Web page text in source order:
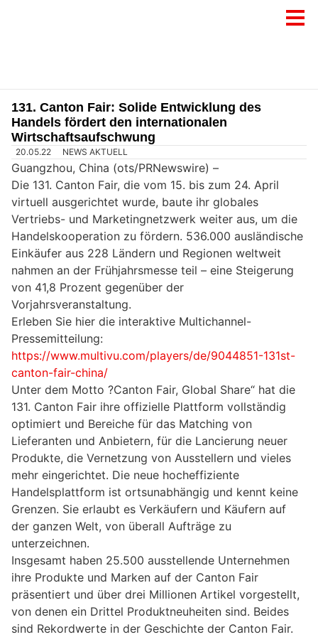
131. Canton Fair: Solide Entwicklung des
Handels fördert den internationalen
Wirtschaftsaufschwung
20.05.22 NEWS AKTUELL
Guangzhou, China (ots/PRNewswire) –
Die 131. Canton Fair, die vom 15. bis zum 24. April
virtuell ausgerichtet wurde, baute ihr globales
Vertriebs- und Marketingnetzwerk weiter aus, um die
Handelskooperation zu fördern. 536.000 ausländische
Einkäufer aus 228 Ländern und Regionen weltweit
nahmen an der Frühjahrsmesse teil – eine Steigerung
von 41,8 Prozent gegenüber der
Vorjahrsveranstaltung.
Erleben Sie hier die interaktive Multichannel-
Pressemitteilung:
https://www.multivu.com/players/de/9044851-131st-
canton-fair-china/
Unter dem Motto ?Canton Fair, Global Share“ hat die
131. Canton Fair ihre offizielle Plattform vollständig
optimiert und Bereiche für das Matching von
Lieferanten und Anbietern, für die Lancierung neuer
Produkte, die Vernetzung von Ausstellern und vieles
mehr eingerichtet. Die neue hocheffiziente
Handelsplattform ist ortsunabhängig und kennt keine
Grenzen. Sie erlaubt es Verkäufern und Käufern auf
der ganzen Welt, von überall Aufträge zu
unterzeichnen.
Insgesamt haben 25.500 ausstellende Unternehmen
ihre Produkte und Marken auf der Canton Fair
präsentiert und über drei Millionen Artikel vorgestellt,
von denen ein Drittel Produktneuheiten sind. Beides
sind Rekordwerte in der Geschichte der Canton Fair.